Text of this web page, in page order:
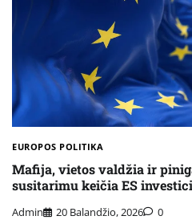
EUROPOS POLITIKA
Mafija, vietos valdžia ir
susitarimu keičia ES
Admin 20 Balandžio, 2026 0